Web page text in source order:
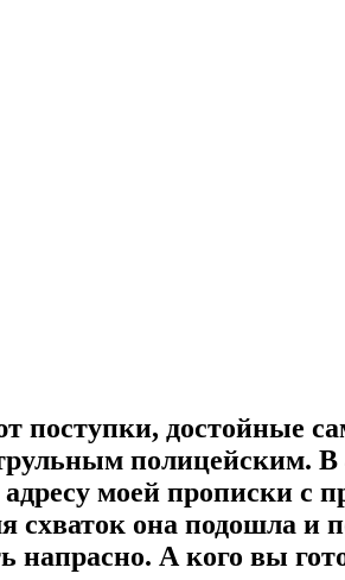
достойные
полицейским.
моей прописки
схваток она подошла и
А кого вы